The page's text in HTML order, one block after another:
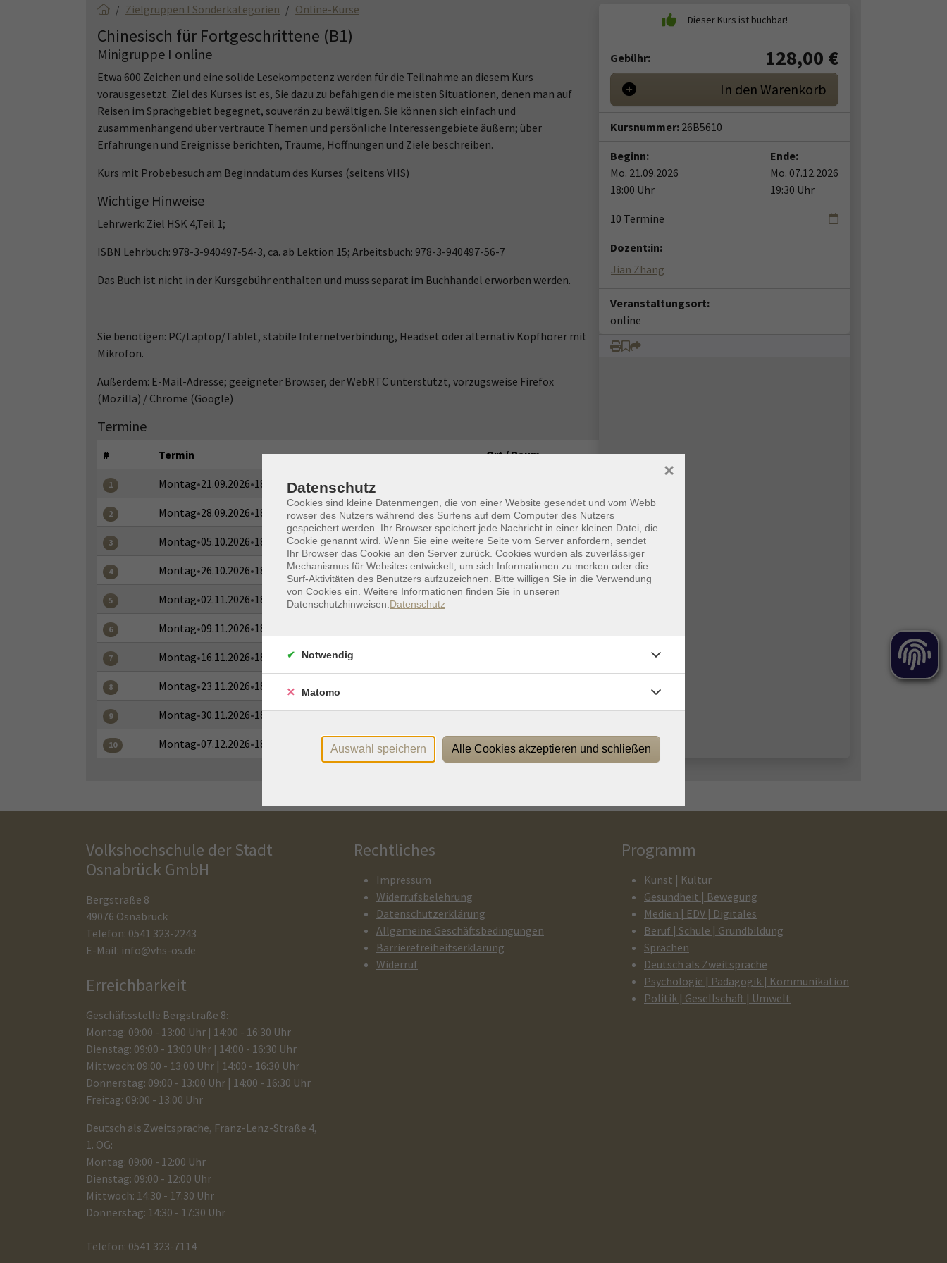
Zielgruppen I Sonderkategorien Online-Kurse
Chinesisch für Fortgeschrittene (B1)
Minigruppe I online
Etwa 600 Zeichen und eine solide Lesekompetenz werden für die Teilnahme an diesem Kurs
vorausgesetzt. Ziel des Kurses ist es, Sie dazu zu befähigen die meisten Situationen, denen man auf
Reisen im Sprachgebiet begegnet, souverän zu bewältigen. Sie können sich einfach und
zusammenhängend über vertraute Themen und persönliche Interessengebiete äußern; über
Erfahrungen und Ereignisse berichten, Träume, Hoffnungen und Ziele beschreiben.
Kurs mit Probebesuch am Beginndatum des Kurses (seitens VHS)
Wichtige Hinweise
Lehrwerk: Ziel HSK 4,Teil 1;
ISBN Lehrbuch: 978-3-940497-54-3, ca. ab Lektion 15; Arbeitsbuch: 978-3-940497-56-7
Das Buch ist nicht in der Kursgebühr enthalten und muss separat im Buchhandel erworben werden.
Sie benötigen: PC/Laptop/Tablet, stabile Internetverbindung, Headset oder alternativ Kopfhörer mit
Mikrofon.
Außerdem: E-Mail-Adresse; geeigneter Browser, der WebRTC unterstützt, vorzugsweise Firefox
(Mozilla) / Chrome (Google)
Termine
# Termin Ort / Raum
1 Montag•21.09.2026•18:00–19:30 Uhr
2 Montag•28.09.2026•18:00–19:30 Uhr online
3 Montag•05.10.2026•18:00–19:30 Uhr online
4 Montag•26.10.2026•18:00–19:30 Uhr online
5 Montag•02.11.2026•18:00–19:30 Uhr online
6 Montag•09.11.2026•18:00–19:30 Uhr
7 Montag•16.11.2026•18:00–19:30 Uhr
8 Montag•23.11.2026•18:00–19:30 Uhr
9 Montag•30.11.2026•18:00–19:30 Uhr online
10 Montag•07.12.2026•18:00–19:30 Uhr online
Gebühr: 128,00 €
In den Warenkorb
Kursnummer: 26B5610
Beginn:
Mo. 21.09.2026
18:00 Uhr
Ende:
Mo. 07.12.2026
19:30 Uhr
10 Termine
Dozent:in:
Jian Zhang
Veranstaltungsort:
online
Volkshochschule der Stadt
Osnabrück GmbH
Bergstraße 8
49076 Osnabrück
Telefon: 0541 323-2243
E-Mail: info@vhs-os.de
Erreichbarkeit
Geschäftsstelle Bergstraße 8:
Montag: 09:00 - 13:00 Uhr | 14:00 - 16:30 Uhr
Dienstag: 09:00 - 13:00 Uhr | 14:00 - 16:30 Uhr
Mittwoch: 09:00 - 13:00 Uhr | 14:00 - 16:30 Uhr
Donnerstag: 09:00 - 13:00 Uhr | 14:00 - 16:30 Uhr
Freitag: 09:00 - 13:00 Uhr
Deutsch als Zweitsprache, Franz-Lenz-Straße 4,
1. OG:
Montag: 09:00 - 12:00 Uhr
Dienstag: 09:00 - 12:00 Uhr
Mittwoch: 14:30 - 17:30 Uhr
Donnerstag: 14:30 - 17:30 Uhr
Telefon: 0541 323-7114
Rechtliches
Impressum
Widerrufsbelehrung
Datenschutzerklärung
Allgemeine Geschäftsbedingungen
Barrierefreiheitserklärung
Widerruf
Programm
Kunst | Kultur
Gesundheit | Bewegung
Medien | EDV | Digitales
Beruf | Schule | Grundbildung
Sprachen
Deutsch als Zweitsprache
Psychologie | Pädagogik | Kommunikation
Politik | Gesellschaft | Umwelt
Datenschutz
Cookies sind kleine Datenmengen, die von einer Website gesendet und vom Webb
rowser des Nutzers während des Surfens auf dem Computer des Nutzers
gespeichert werden. Ihr Browser speichert jede Nachricht in einer kleinen Datei, die
Cookie genannt wird. Wenn Sie eine weitere Seite vom Server anfordern, sendet
Ihr Browser das Cookie an den Server zurück. Cookies wurden als zuverlässiger
Mechanismus für Websites entwickelt, um sich Informationen zu merken oder die
Surf-Aktivitäten des Benutzers aufzuzeichnen. Bitte willigen Sie in die Verwendung
von Cookies ein. Weitere Informationen finden Sie in unseren
Datenschutzhinweisen. Datenschutz
×
Notwendig
Matomo
Auswahl speichern Alle Cookies akzeptieren und schließen